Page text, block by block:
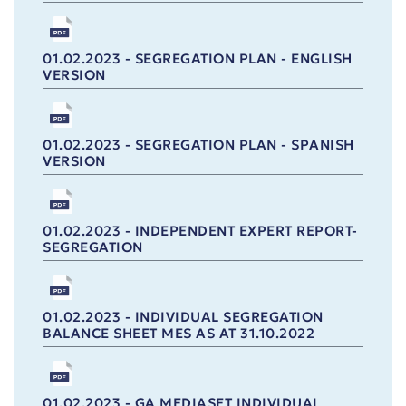
01.02.2023 - SEGREGATION PLAN - ENGLISH
VERSION
01.02.2023 - SEGREGATION PLAN - SPANISH
VERSION
01.02.2023 - INDEPENDENT EXPERT REPORT-
SEGREGATION
01.02.2023 - INDIVIDUAL SEGREGATION
BALANCE SHEET MES AS AT 31.10.2022